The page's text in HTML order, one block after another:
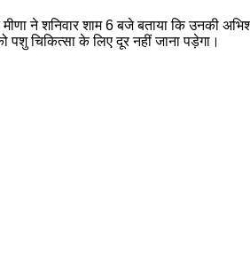
ने शनिवार शाम 6 बजे बताया कि उनकी
पशु चिकित्सा के लिए दूर नहीं जाना पड़ेगा।